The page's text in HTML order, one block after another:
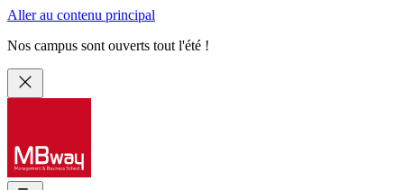
Aller au contenu principal
Nos campus sont ouverts tout l'été !